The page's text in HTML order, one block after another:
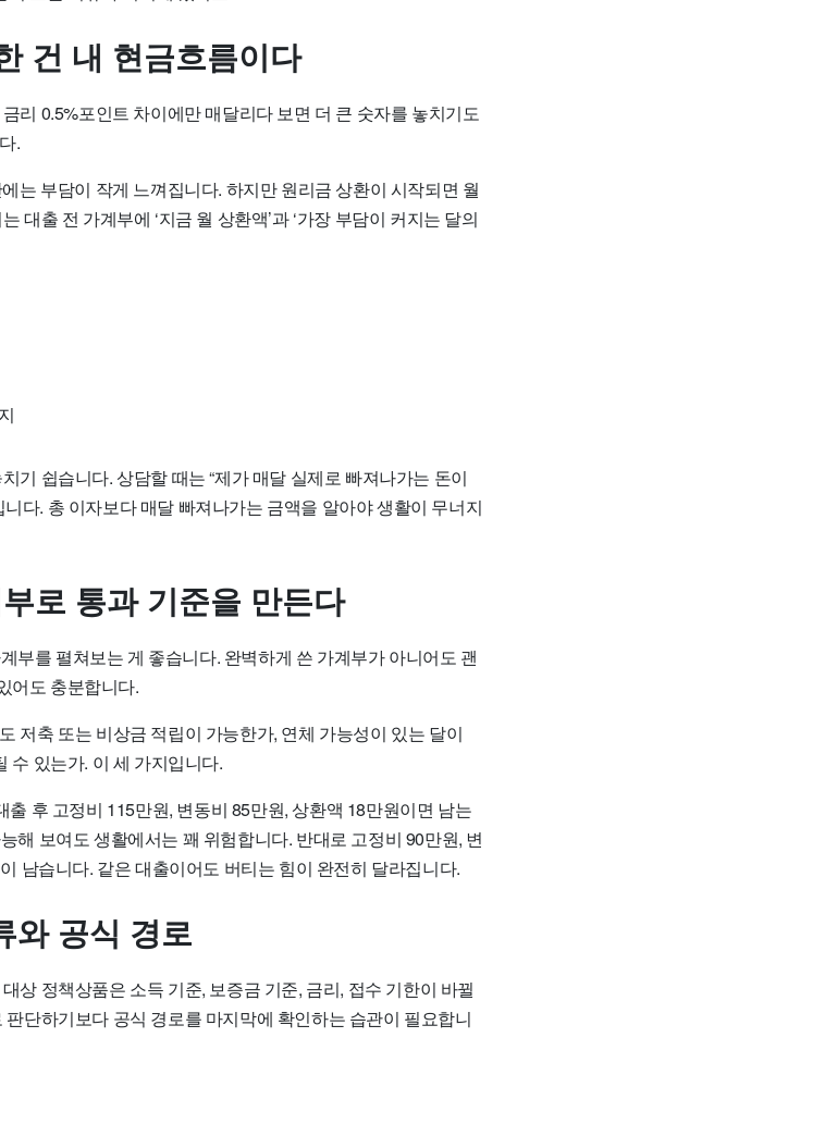
건 내 현금흐름이다
리 0.5%포인트 차이에만 매달리다 보면 더 큰 숫자를 놓치기도
.
는 부담이 작게 느껴집니다. 하지만 원리금 상환이 시작되면 월
대출 전 가계부에 ‘지금 월 상환액’과 ‘가장 부담이 커지는 달의
기 쉽습니다. 상담할 때는 “제가 매달 실제로 빠져나가는 돈이
다. 총 이자보다 매달 빠져나가는 금액을 알아야 생활이 무너지
로 통과 기준을 만든다
부를 펼쳐보는 게 좋습니다. 완벽하게 쓴 가계부가 아니어도 괜
어도 충분합니다.
저축 또는 비상금 적립이 가능한가, 연체 가능성이 있는 달이
수 있는가. 이 세 가지입니다.
후 고정비 115만원, 변동비 85만원, 상환액 18만원이면 남는
해 보여도 생활에서는 꽤 위험합니다. 반대로 고정비 90만원, 변
남습니다. 같은 대출이어도 버티는 힘이 완전히 달라집니다.
와 공식 경로
상 정책상품은 소득 기준, 보증금 기준, 금리, 접수 기한이 바뀔
단하기보다 공식 경로를 마지막에 확인하는 습관이 필요합니